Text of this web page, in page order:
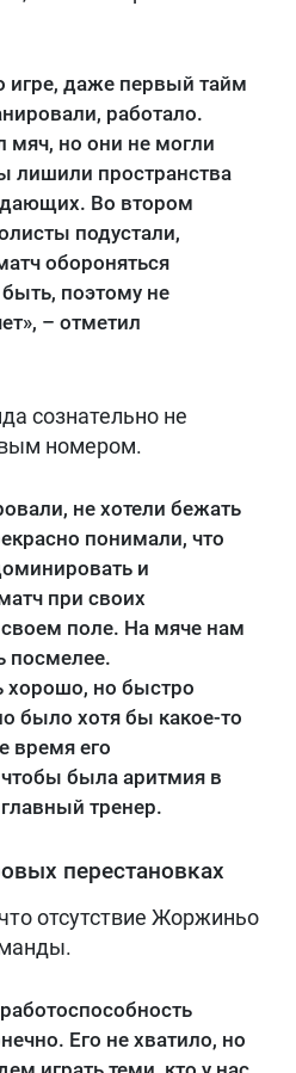
игре, даже первый тайм
работало.
мяч, но они не могли
лишили пространства
Во втором
подустали,
обороняться
поэтому не
– отметил
сознательно не
номером.
не хотели бежать
понимали, что
и
при своих
поле. На мяче нам
посмелее.
хорошо, но быстро
было хотя бы какое-то
время его
была аритмия в
тренер.
перестановках
отсутствие Жоржиньо
Его не хватило, но